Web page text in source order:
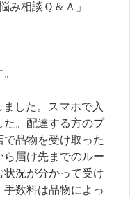
み相談Ｑ＆Ａ」
した。スマホで入
た。配達する方のプ
品物を受け取った
ら届け先までのルー
状況が分かって受け
数料は品物によっ